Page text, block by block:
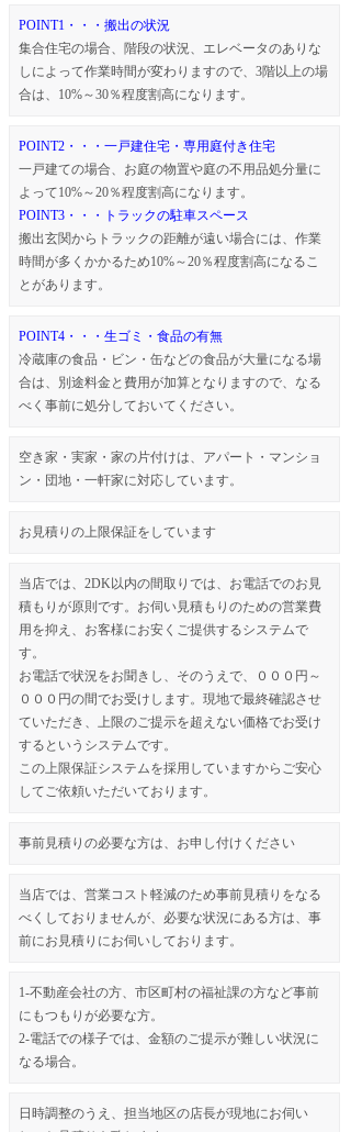
POINT1・・・搬出の状況
集合住宅の場合、階段の状況、エレベータのありな
しによって作業時間が変わりますので、3階以上の場
合は、10%～30％程度割高になります。
POINT2・・・一戸建住宅・専用庭付き住宅
一戸建ての場合、お庭の物置や庭の不用品処分量に
よって10%～20％程度割高になります。
POINT3・・・トラックの駐車スペース
搬出玄関からトラックの距離が遠い場合には、作業
時間が多くかかるため10%～20％程度割高になるこ
とがあります。
POINT4・・・生ゴミ・食品の有無
冷蔵庫の食品・ビン・缶などの食品が大量になる場
合は、別途料金と費用が加算となりますので、なる
べく事前に処分しておいてください。
空き家・実家・家の片付けは、アパート・マンショ
ン・団地・一軒家に対応しています。
お見積りの上限保証をしています
当店では、2DK以内の間取りでは、お電話でのお見
積もりが原則です。お伺い見積もりのための営業費
用を抑え、お客様にお安くご提供するシステムで
す。
お電話で状況をお聞きし、そのうえで、０００円～
０００円の間でお受けします。現地で最終確認させ
ていただき、上限のご提示を超えない価格でお受け
するというシステムです。
この上限保証システムを採用していますからご安心
してご依頼いただいております。
事前見積りの必要な方は、お申し付けください
当店では、営業コスト軽減のため事前見積りをなる
べくしておりませんが、必要な状況にある方は、事
前にお見積りにお伺いしております。
1-不動産会社の方、市区町村の福祉課の方など事前
にもつもりが必要な方。
2-電話での様子では、金額のご提示が難しい状況に
なる場合。
日時調整のうえ、担当地区の店長が現地にお伺い